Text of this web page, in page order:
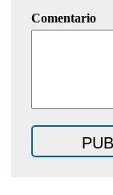
Comentario